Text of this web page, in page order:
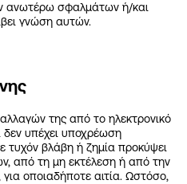
ανωτέρω σφαλμάτων ή/και
γνώση αυτών.
της από το ηλεκτρονικό
δεν υπέχει υποχρέωση
τυχόν βλάβη ή ζημία προκύψει
από τη μη εκτέλεση ή από την
οποιαδήποτε αιτία. Ωστόσο,